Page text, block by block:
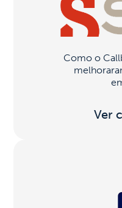
Como o
Ver